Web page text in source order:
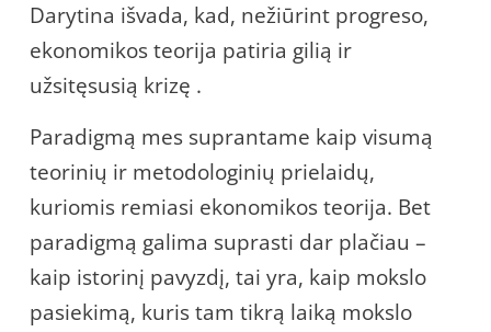
Darytina išvada, kad, nežiūrint progreso,
ekonomikos teorija patiria gilią ir
užsitęsusią krizę .
Paradigmą mes suprantame kaip visumą
teorinių ir metodologinių prielaidų,
kuriomis remiasi ekonomikos teorija. Bet
paradigmą galima suprasti dar plačiau –
kaip istorinį pavyzdį, tai yra, kaip mokslo
pasiekimą, kuris tam tikrą laiką mokslo